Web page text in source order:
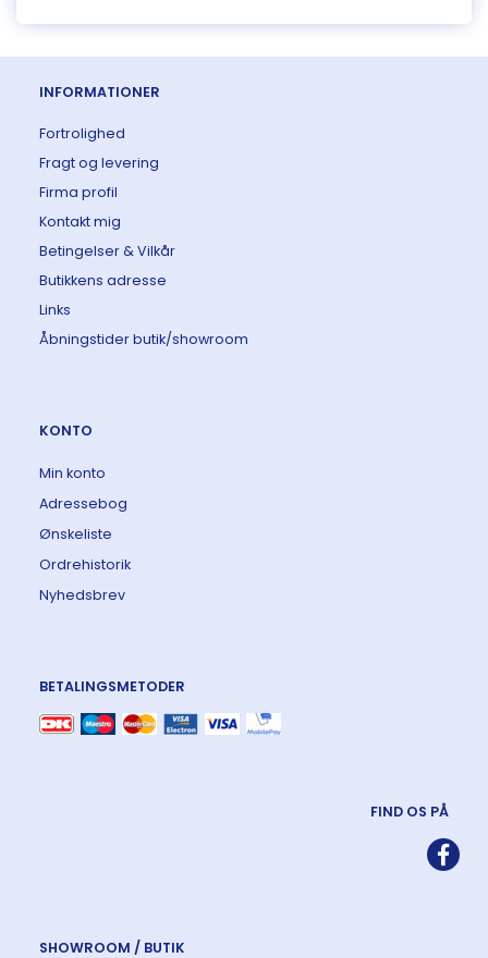
INFORMATIONER
Fortrolighed
Fragt og levering
Firma profil
Kontakt mig
Betingelser & Vilkår
Butikkens adresse
Links
Åbningstider butik/showroom
KONTO
Min konto
Adressebog
Ønskeliste
Ordrehistorik
Nyhedsbrev
BETALINGSMETODER
FIND OS PÅ
SHOWROOM / BUTIK